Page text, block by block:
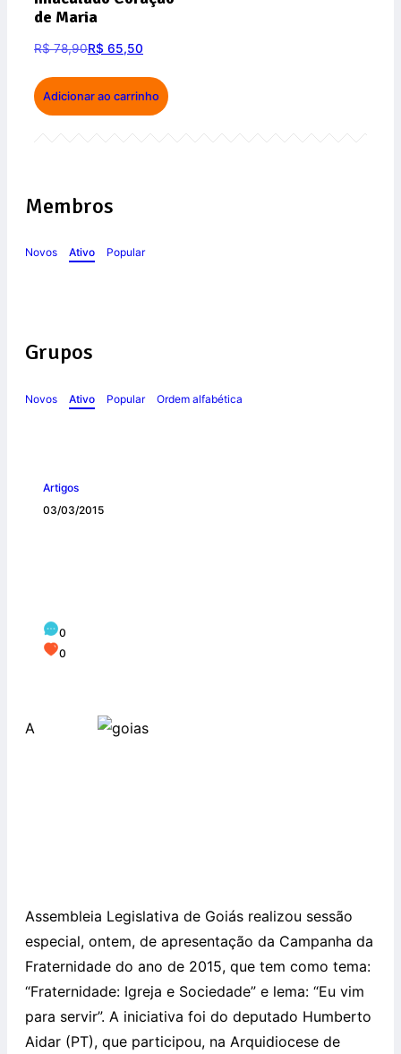
de Maria
R$78,90R$ 65,50
Adicionar ao carrinho
Membros
Novos Ativo Popular
Grupos
Novos Ativo Popular Ordem alfabética
Artigos
03/03/2015
0
0
A
Assembleia Legislativa de Goiás realizou sessão
especial, ontem, de apresentação da Campanha da
Fraternidade do ano de 2015, que tem como tema:
“Fraternidade: Igreja e Sociedade” e lema: “Eu vim
para servir”. A iniciativa foi do deputado Humberto
Aidar (PT), que participou, na Arquidiocese de